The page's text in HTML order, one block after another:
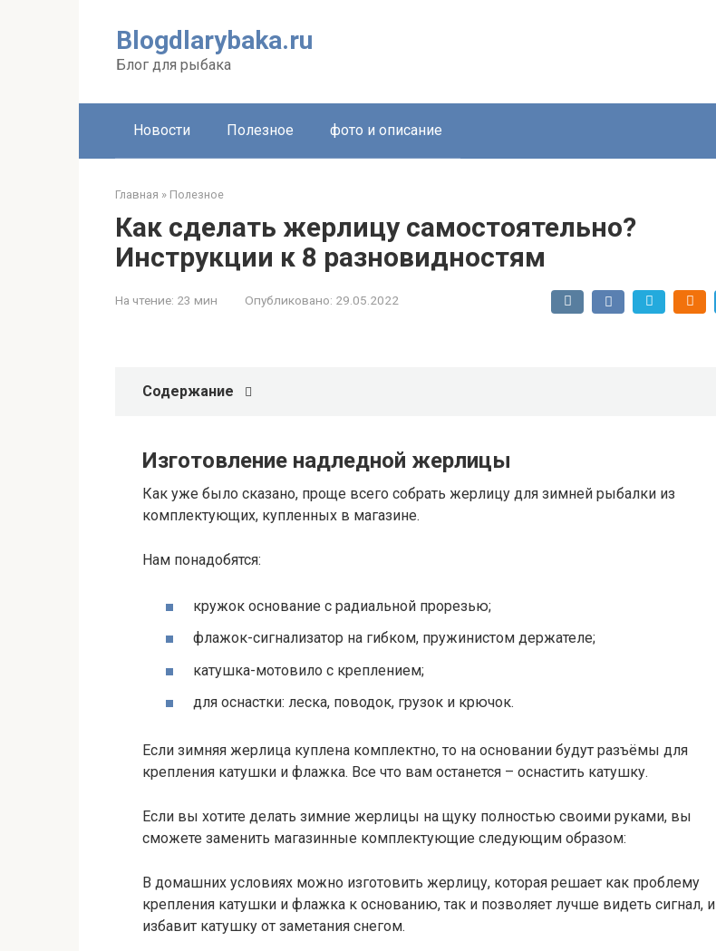
Blogdlarybaka.ru
Блог для рыбака
Новости Полезное фото и описание
Главная » Полезное
Как сделать жерлицу самостоятельно?
Инструкции к 8 разновидностям
На чтение: 23 мин Опубликовано: 29.05.2022
Содержание
Изготовление надледной жерлицы
Как уже было сказано, проще всего собрать жерлицу для зимней рыбалки из
комплектующих, купленных в магазине.
Нам понадобятся:
кружок основание с радиальной прорезью;
флажок-сигнализатор на гибком, пружинистом держателе;
катушка-мотовило с креплением;
для оснастки: леска, поводок, грузок и крючок.
Если зимняя жерлица куплена комплектно, то на основании будут разъёмы для
крепления катушки и флажка. Все что вам останется – оснастить катушку.
Если вы хотите делать зимние жерлицы на щуку полностью своими руками, вы
сможете заменить магазинные комплектующие следующим образом:
В домашних условиях можно изготовить жерлицу, которая решает как проблему
крепления катушки и флажка к основанию, так и позволяет лучше видеть сигнал, и
избавит катушку от заметания снегом.